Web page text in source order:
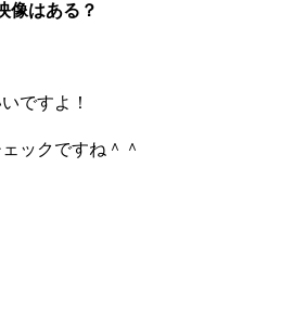
像はある？
ですよ！
ックですね＾＾